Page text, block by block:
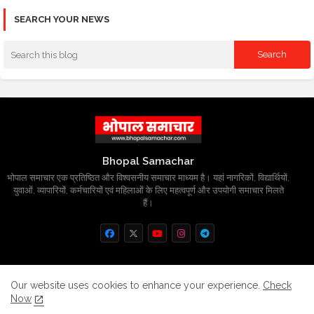
SEARCH YOUR NEWS
Bhopal Samachar
भोपाल समाचार एक प्रतिष्ठित और विश्वसनीय समाचार माध्यम है। यहां नागरिकों, विद्यार्थियों,
युवाओं, व्यापारियों, कर्मचारियों एवं महिलाओं के लिए महत्वपूर्ण और उपयोगी समाचार मिलते
हैं।
Home About Contact us
Privacy Policy
Our website uses cookies to enhance your experience. Check
Now